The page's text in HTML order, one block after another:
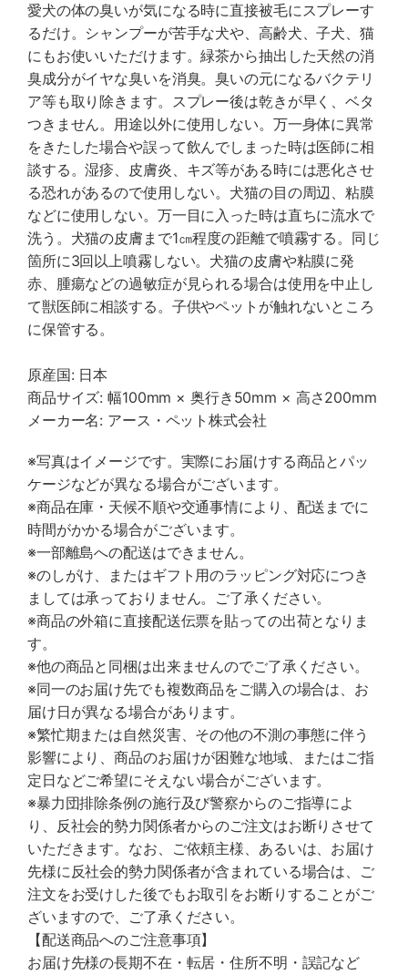
愛犬の体の臭いが気になる時に直接被毛にスプレーす
るだけ。シャンプーが苦手な犬や、高齢犬、子犬、猫
にもお使いいただけます。緑茶から抽出した天然の消
臭成分がイヤな臭いを消臭。臭いの元になるバクテリ
ア等も取り除きます。スプレー後は乾きが早く、ベタ
つきません。用途以外に使用しない。万一身体に異常
をきたした場合や誤って飲んでしまった時は医師に相
談する。湿疹、皮膚炎、キズ等がある時には悪化させ
る恐れがあるので使用しない。犬猫の目の周辺、粘膜
などに使用しない。万一目に入った時は直ちに流水で
洗う。犬猫の皮膚まで1㎝程度の距離で噴霧する。同じ
箇所に3回以上噴霧しない。犬猫の皮膚や粘膜に発
赤、腫瘍などの過敏症が見られる場合は使用を中止し
て獣医師に相談する。子供やペットが触れないところ
に保管する。
原産国: 日本
商品サイズ: 幅100mm × 奥行き50mm × 高さ200mm
メーカー名: アース・ペット株式会社
※写真はイメージです。実際にお届けする商品とパッ
ケージなどが異なる場合がございます。
※商品在庫・天候不順や交通事情により、配送までに
時間がかかる場合がございます。
※一部離島への配送はできません。
※のしがけ、またはギフト用のラッピング対応につき
ましては承っておりません。ご了承ください。
※商品の外箱に直接配送伝票を貼っての出荷となりま
す。
※他の商品と同梱は出来ませんのでご了承ください。
※同一のお届け先でも複数商品をご購入の場合は、お
届け日が異なる場合があります。
※繁忙期または自然災害、その他の不測の事態に伴う
影響により、商品のお届けが困難な地域、またはご指
定日などご希望にそえない場合がございます。
※暴力団排除条例の施行及び警察からのご指導によ
り、反社会的勢力関係者からのご注文はお断りさせて
いただきます。なお、ご依頼主様、あるいは、お届け
先様に反社会的勢力関係者が含まれている場合は、ご
注文をお受けした後でもお取引をお断りすることがご
ざいますので、ご了承ください。
【配送商品へのご注意事項】
お届け先様の長期不在・転居・住所不明・誤記など